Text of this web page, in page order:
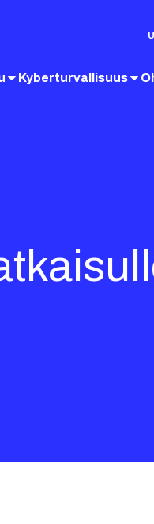
Kyberturvallisuus